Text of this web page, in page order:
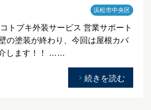
浜松市中央区
トブキ外装サービス 営業サポート
の塗装が終わり、今回は屋根カバ
します！！ ……
続きを読む